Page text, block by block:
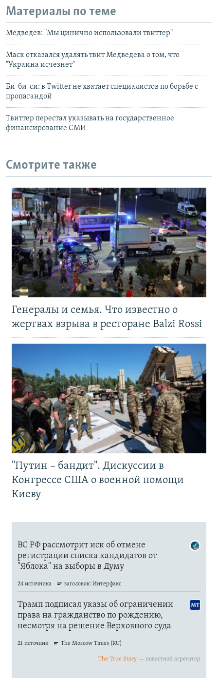
Материалы по теме
Медведев: "Мы цинично использовали твиттер"
Маск отказался удалять твит Медведева о том, что
"Украина исчезнет"
Би-би-си: в Twitter не хватает специалистов по борьбе с
пропагандой
Твиттер перестал указывать на государственное
финансирование СМИ
Смотрите также
Генералы и семья. Что известно о
жертвах взрыва в ресторане Balzi Rossi
"Путин – бандит". Дискуссии в
Конгрессе США о военной помощи
Киеву